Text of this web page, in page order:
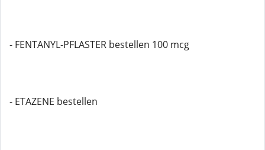
- FENTANYL-PFLASTER bestellen 100 mcg
- ETAZENE bestellen